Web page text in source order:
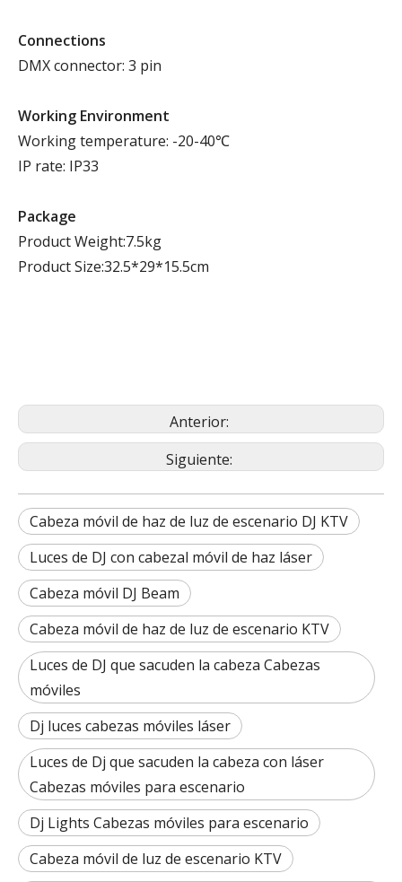
Connections
DMX connector: 3 pin
Working Environment
Working temperature: -20-40℃
IP rate: IP33
Package
Product Weight:7.5kg
Product Size:32.5*29*15.5cm
Anterior:
Siguiente:
Cabeza móvil de haz de luz de escenario DJ KTV
Luces de DJ con cabezal móvil de haz láser
Cabeza móvil DJ Beam
Cabeza móvil de haz de luz de escenario KTV
Luces de DJ que sacuden la cabeza Cabezas
móviles
Dj luces cabezas móviles láser
Luces de Dj que sacuden la cabeza con láser
Cabezas móviles para escenario
Dj Lights Cabezas móviles para escenario
Cabeza móvil de luz de escenario KTV